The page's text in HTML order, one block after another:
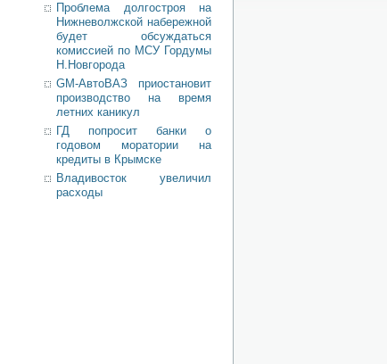
Проблема долгостроя на
Нижневолжской набережной
будет обсуждаться
комиссией по МСУ Гордумы
Н.Новгорода
GM-АвтоВАЗ приостановит
производство на время
летних каникул
ГД попросит банки о
годовом моратории на
кредиты в Крымске
Владивосток увеличил
расходы